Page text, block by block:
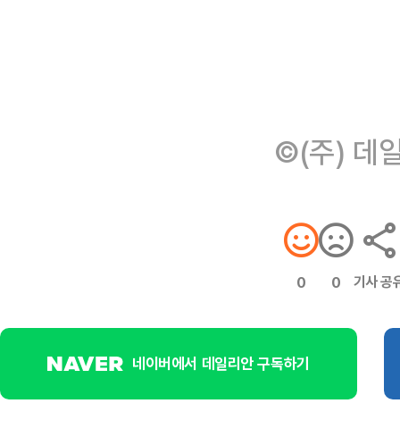
©(주) 데
0 0 기사 공
네이버에서 데일리안 구독하기